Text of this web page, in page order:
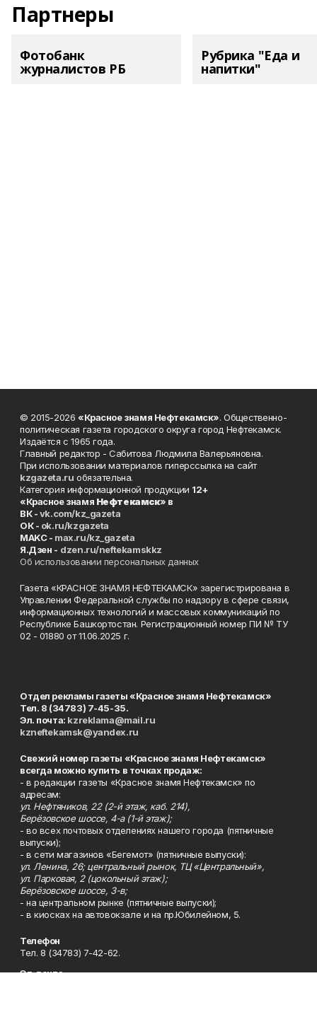
Партнеры
Фотобанк
журналистов РБ
Рубрика "Еда и
напитки"
© 2015-2026 «Красное знамя Нефтекамск». Общественно-
политическая газета городского округа город Нефтекамск.
Издаётся с 1965 года.
Главный редактор - Сабитова Людмила Валерьяновна.
При использовании материалов гиперссылка на сайт
kzgazeta.ru обязательна.
Категория информационной продукции 12+
«Красное знамя Нефтекамск» в
ВК -vk.com/kz_gazeta
ОК - ok.ru/kzgazeta
MAKC - max.ru/kz_gazeta
Я.Дзен - dzen.ru/neftekamskkz
Об использовании персональных данных
Газета «КРАСНОЕ ЗНАМЯ НЕФТЕКАМСК» зарегистрирована в
Управлении Федеральной службы по надзору в сфере связи,
информационных технологий и массовых коммуникаций по
Республике Башкортостан. Регистрационный номер ПИ № ТУ
02 - 01880 от 11.06.2025 г.
Отдел рекламы газеты «Красное знамя Нефтекамск»
Тел. 8 (34783) 7-45-35.
Эл. почта: kzreklama@mail.ru
kzneftekamsk@yandex.ru
Свежий номер газеты «Красное знамя Нефтекамск»
всегда можно купить в точках продаж:
- в редакции газеты «Красное знамя Нефтекамск» по
адресам:
ул. Нефтяников, 22 (2-й этаж, каб. 214),
Берёзовское шоссе, 4-а (1-й этаж);
- во всех почтовых отделениях нашего города (пятничные
выпуски);
- в сети магазинов «Бегемот» (пятничные выпуски):
ул. Ленина, 26; центральный рынок, ТЦ «Центральный»,
ул. Парковая, 2 (цокольный этаж);
Берёзовское шоссе, 3-в;
- на центральном рынке (пятничные выпуски);
- в киосках на автовокзале и на пр.Юбилейном, 5.
Телефон
Тел. 8 (34783) 7-42-62.
Эл. почта